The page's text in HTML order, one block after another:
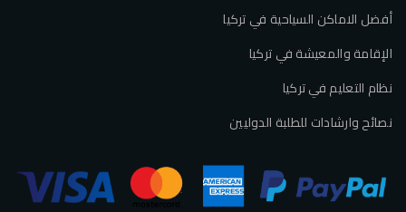
أفضل الاماكن السياحية في تركيا
الإقامة والمعيشة في تركيا
نظام التعليم في تركيا
نصائح وارشادات للطلبة الدوليين